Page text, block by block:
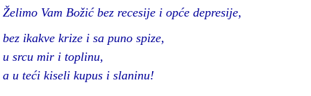
Želimo Vam Božić bez recesije i opće depresije,
bez ikakve krize i sa puno spize,
u srcu mir i toplinu,
a u teći kiseli kupus i slaninu!